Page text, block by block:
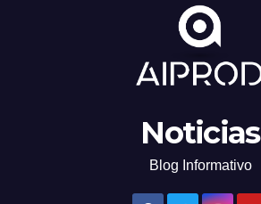
Noticias
Blog Informativo